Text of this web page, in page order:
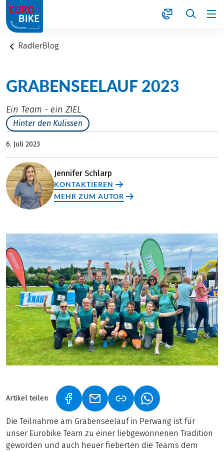
1
RadlerBlog
GRABENSEELAUF 2023
Ein Team - ein ZIEL
Hinter den Kulissen
6. Juli 2023
Jennifer Schlarp
KONTAKTIEREN
MEHR ZUM AUTOR
Artikel teilen (LINK ÖFFNET IN NEUEM TAB)
(LINK ÖFFNET IN NEUEM TAB)
(LINK ÖFFNET IN
Die Teilnahme am Grabenseelauf in Perwang ist für
unser Eurobike Team zu einer liebgewonnenen Tradition
geworden und auch heuer fieberten die Teams dem